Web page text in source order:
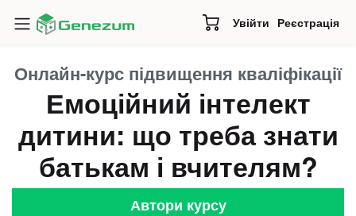
Увійти Реєстрація
Онлайн-курс підвищення кваліфікації
Емоційний інтелект
дитини: що треба знати
батькам і вчителям?
Автори курсу